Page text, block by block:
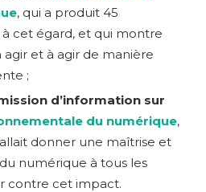
, qui a produit 45
cet égard, et qui montre
agir et à agir de manière
;
d’information sur
du numérique,
donner une maîtrise et
numérique à tous les
contre cet impact.